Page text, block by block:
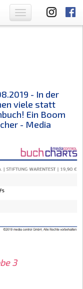
Toggle
navigation
- In der
viele statt
Ein Boom
- Media
3